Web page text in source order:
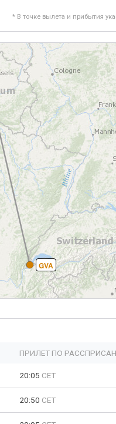
* В точке вылета и прибытия
GVA
ПРИЛЕТ ПО
20:05 CET
20:50 CET